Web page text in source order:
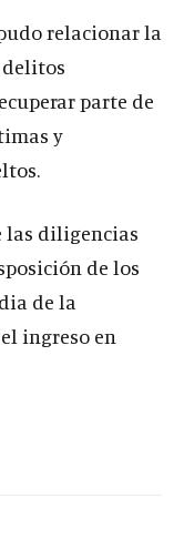
relacionar la
parte de
y
las diligencias
de los
de la
ingreso en